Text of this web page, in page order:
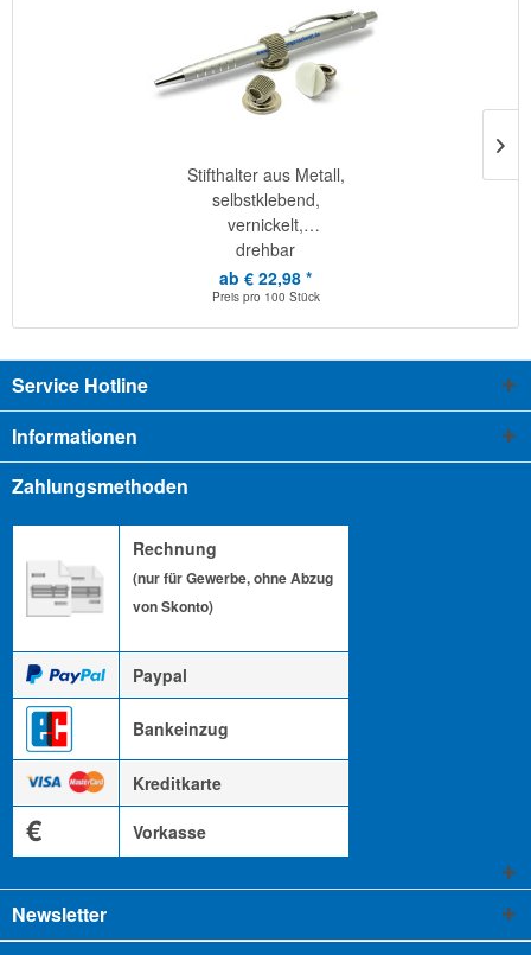
Stifthalter aus Metall,
selbstklebend,
vernickelt,
drehbar
ab € 22,98 *
Preis pro 100 Stück
Service Hotline
Informationen
Zahlungsmethoden
Rechnung
(nur für Gewerbe, ohne Abzug
von Skonto)
Paypal
Bankeinzug
Kreditkarte
€ Vorkasse
Newsletter